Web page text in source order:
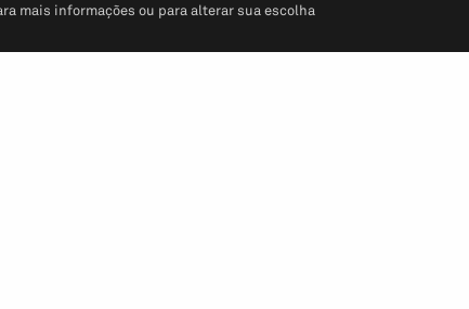
mais informações ou para alterar sua escolha